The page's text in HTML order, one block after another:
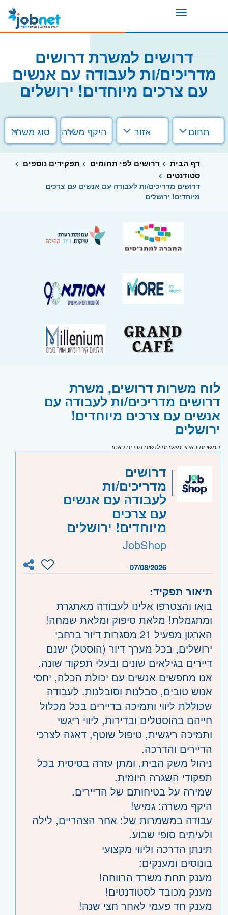
Toggle
דרושים למשרת דרושים
מדריכים/ות לעבודה עם אנשים
עם צרכים מיוחדים! ירושלים
תחום אזור היקף משרה סוג משרה
דף הבית דרושים לפי תחומים
תפקידים נוספים
סטודנטים
דרושים מדריכים/ות לעבודה עם אנשים עם צרכים
מיוחדים! ירושלים
לוח משרות דרושים, משרת
דרושים מדריכים/ות לעבודה עם
אנשים עם צרכים מיוחדים!
ירושלים
המשרות באתר מיועדות לנשים וגברים כאחד
דרושים
מדריכים/ות
לעבודה עם אנשים
עם צרכים
מיוחדים! ירושלים
JobShop
07/08/2026
תיאור תפקיד:
בואו והצטרפו אלינו לעבודה מאתגרת
ומתגמלת! מלאת סיפוק ומלאת שמחה!
הארגון מפעיל 21 מסגרות דיור ברחבי
ירושלים, בכל מערך דיור (הוסטל) ישנם
דיירים בגילאים שונים ובעלי תפקוד שונה.
אנו מחפשים אנשים עם יכולת הכלה, יחסי
אנוש טובים, סבלנות וסובלנות. לעבודה
שכוללת ליווי ותמיכה בדיירים בכל מכלול
חייהם בהוסטלים ובדירות, ליווי ריגשי
ותמיכה ריגשית, טיפול שוטף, דאגה לצרכי
הדיירים והדרכה.
ניהול משק הבית, ומתן עזרה בסיסית בכל
תפקודי השגרה היומית.
שמירה על בטיחותם של הדיירים.
היקף משרה: גמיש!
עבודה במשמרות של: אחר הצהריים, לילה
ולעיתים סופי שבוע.
תינתן הדרכה וליווי מקצועי
בונוסים ומענקים:
מענק תחת משרד הרווחה!
מענק מכובד לסטודנטים!
מענק חד פעמי לאחר חצי שנה!